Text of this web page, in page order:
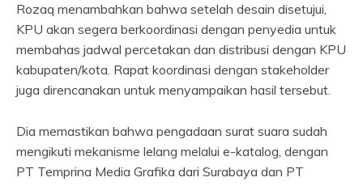
Rozaq menambahkan bahwa setelah desain disetujui,
KPU akan segera berkoordinasi dengan penyedia untuk
membahas jadwal percetakan dan distribusi dengan KPU
kabupaten/kota. Rapat koordinasi dengan stakeholder
juga direncanakan untuk menyampaikan hasil tersebut.
Dia memastikan bahwa pengadaan surat suara sudah
mengikuti mekanisme lelang melalui e-katalog, dengan
PT Temprina Media Grafika dari Surabaya dan PT